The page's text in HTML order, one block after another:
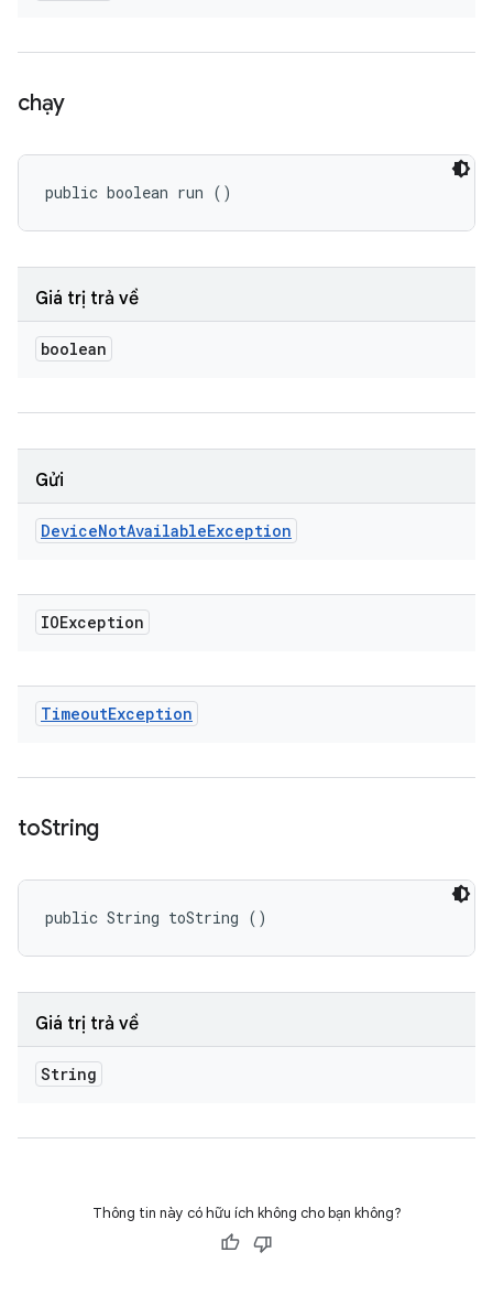
chạy
public boolean run ()
Giá trị trả về
boolean
Gửi
DeviceNotAvailableException
IOException
TimeoutException
toString
public String toString ()
Giá trị trả về
String
Thông tin này có hữu ích không cho bạn không?